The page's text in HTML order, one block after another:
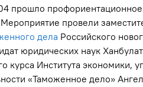
прошло профориентационное
провели
дела Российского
юридических наук
курса Института экономики,
«Таможенное дело»